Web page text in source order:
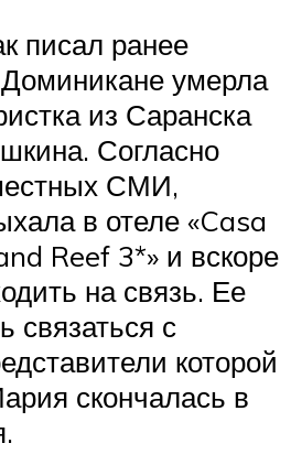
писал ранее
умерла
из Саранска
Согласно
СМИ,
в отеле «Casa
Reef 3*» и вскоре
на связь. Ее
связаться с
которой
скончалась в